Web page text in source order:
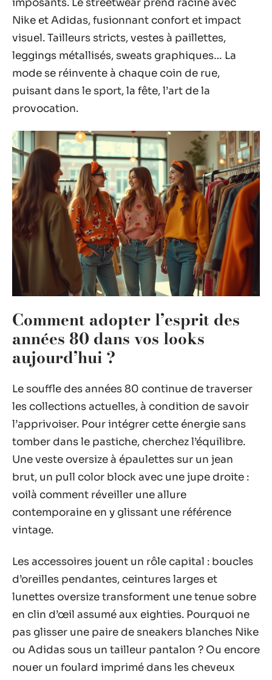
Nike et Adidas, fusionnant confort et impact
visuel. Tailleurs stricts, vestes à paillettes,
leggings métallisés, sweats graphiques… La
mode se réinvente à chaque coin de rue,
puisant dans le sport, la fête, l’art de la
provocation.
Comment adopter l’esprit des
années 80 dans vos looks
aujourd’hui ?
Le souffle des années 80 continue de traverser
les collections actuelles, à condition de savoir
l’apprivoiser. Pour intégrer cette énergie sans
tomber dans le pastiche, cherchez l’équilibre.
Une veste oversize à épaulettes sur un jean
brut, un pull color block avec une jupe droite :
voilà comment réveiller une allure
contemporaine en y glissant une référence
vintage.
Les accessoires jouent un rôle capital : boucles
d’oreilles pendantes, ceintures larges et
lunettes oversize transforment une tenue sobre
en clin d’œil assumé aux eighties. Pourquoi ne
pas glisser une paire de sneakers blanches Nike
ou Adidas sous un tailleur pantalon ? Ou encore
nouer un foulard imprimé dans les cheveux